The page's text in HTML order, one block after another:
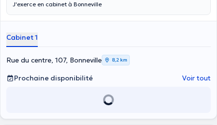
J'exerce en cabinet à Bonneville
Cabinet 1
Rue du centre, 107, Bonneville 8,2 km
Prochaine disponibilité Voir tout